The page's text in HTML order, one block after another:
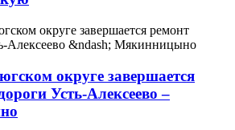
округе завершается
Усть-Алексеево –